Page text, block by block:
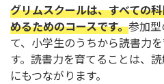
グリムスクールは、すべての
めるためのコースです。参加
て、小学生のうちから読書力
す。読書力を育てることは、
にもつながります。